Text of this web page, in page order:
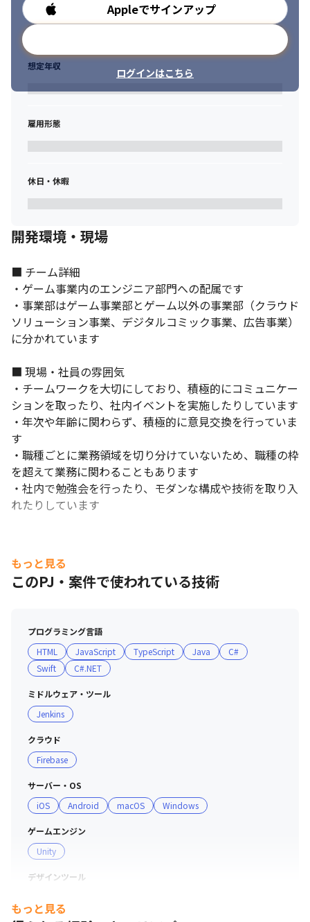
Appleでサインアップ
ログインはこちら
勤務時間
想定年収
雇用形態
休日・休暇
開発環境・現場
■ チーム詳細
・ゲーム事業内のエンジニア部門への配属です
・事業部はゲーム事業部とゲーム以外の事業部（クラウド
ソリューション事業、デジタルコミック事業、広告事業）
に分かれています
■ 現場・社員の雰囲気
・チームワークを大切にしており、積極的にコミュニケー
ションを取ったり、社内イベントを実施したりしています
・年次や年齢に関わらず、積極的に意見交換を行っていま
す
・職種ごとに業務領域を切り分けていないため、職種の枠
を超えて業務に関わることもあります
・社内で勉強会を行ったり、モダンな構成や技術を取り入
れたりしています
もっと見る
このPJ・案件で使われている技術
プログラミング言語
HTML
JavaScript TypeScript Java
C#
Swift
C#.NET
ミドルウェア・ツール
Jenkins
クラウド
Firebase
サーバー・OS
iOS
Android macOS Windows
ゲームエンジン
Unity
デザインツール
もっと見る